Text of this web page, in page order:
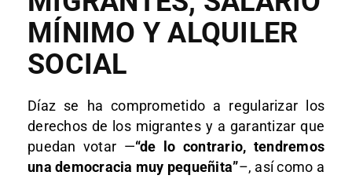
MÍNIMO Y ALQUILER
SOCIAL
Díaz se ha comprometido a regularizar los
derechos de los migrantes y a garantizar que
puedan votar —“de lo contrario, tendremos
una democracia muy pequeñita”–, así como a